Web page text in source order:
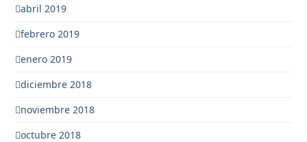
abril 2019
febrero 2019
enero 2019
diciembre 2018
noviembre 2018
octubre 2018